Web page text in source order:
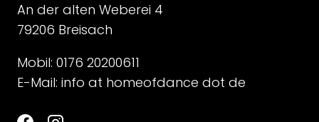
An der alten Weberei 4
79206 Breisach
Mobil: 0176 20200611
E-Mail: info at homeofdance dot de